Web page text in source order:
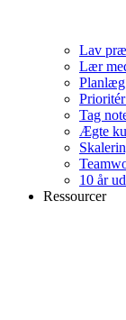
Lav
Lær
Planlæg
Tag
Ægte
10 år
Ressourcer